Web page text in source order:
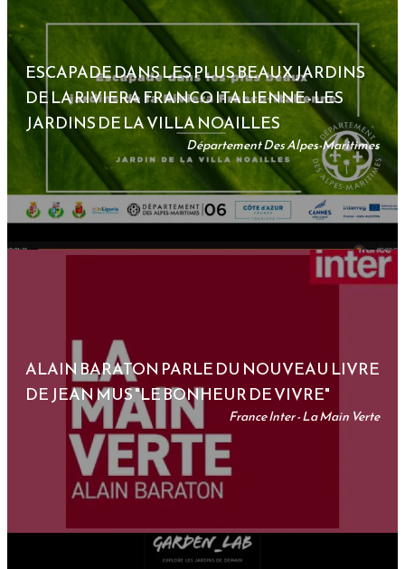
ESCAPADE DANS LES PLUS BEAUX JARDINS
DE LA RIVIERA FRANCO ITALIENNE - LES
JARDINS DE LA VILLA NOAILLES
Département Des Alpes-Maritimes
ALAIN BARATON PARLE DU NOUVEAU LIVRE
DE JEAN MUS "LE BONHEUR DE VIVRE"
France Inter - La Main Verte